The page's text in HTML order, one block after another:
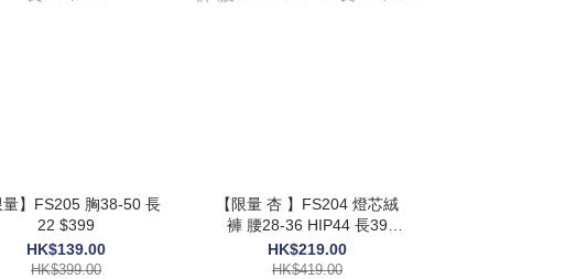
量】FS205 胸38-50 長
22 $399
HK$139.00
HK$399.00
【限量 杏 】FS204 燈芯絨
褲 腰28-36 HIP44 長39
$419
HK$219.00
HK$419.00